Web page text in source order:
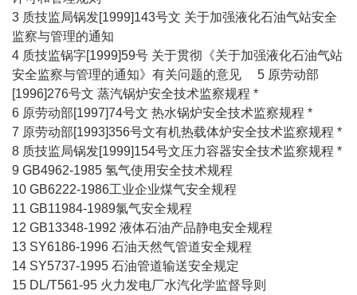
3 质技监局锅发[1999]143号文 关于加强液化石油气站安全
监察与管理的通知
4 质技监锅字[1999]59号 关于贯彻《关于加强液化石油气站
安全监察与管理的通知》有关问题的意见 5 原劳动部
[1996]276号文 蒸汽锅炉安全技术监察规程 *
6 原劳动部[1997]74号文 热水锅炉安全技术监察规程 *
7 原劳动部[1993]356号文有机热载体炉安全技术监察规程 *
8 质技监局锅发[1999]154号文压力容器安全技术监察规程 *
9 GB4962-1985 氢气使用安全技术规程
10 GB6222-1986工业企业煤气安全规程
11 GB11984-1989氯气安全规程
12 GB13348-1992 液体石油产品静电安全规程
13 SY6186-1996 石油天然气管道安全规程
14 SY5737-1995 石油管道输送安全规定
15 DL/T561-95 火力发电厂水汽化学监督导则